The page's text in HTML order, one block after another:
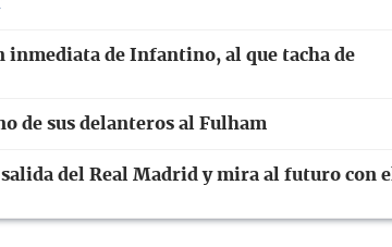
inmediata de Infantino, al que tacha de
de sus delanteros al Fulham
del Real Madrid y mira al futuro con el